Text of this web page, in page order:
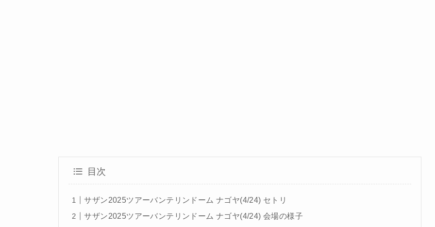
目次
サザン2025ツアーバンテリンドーム ナゴヤ(4/24) セトリ
サザン2025ツアーバンテリンドーム ナゴヤ(4/24) 会場の様子